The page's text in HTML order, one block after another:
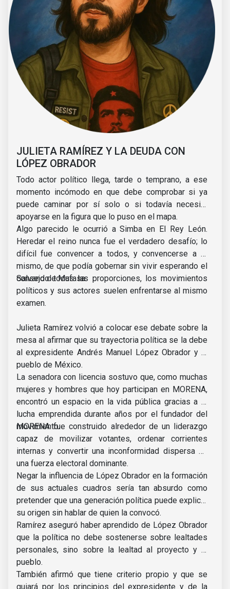
JULIETA RAMÍREZ Y LA DEUDA CON
LÓPEZ OBRADOR
Todo actor político llega, tarde o temprano, a ese
momento incómodo en que debe comprobar si ya
puede caminar por sí solo o si todavía necesita
apoyarse en la figura que lo puso en el mapa.
Algo parecido le ocurrió a Simba en El Rey León.
Heredar el reino nunca fue el verdadero desafío; lo
difícil fue convencer a todos, y convencerse a sí
mismo, de que podía gobernar sin vivir esperando el
consejo de Mufasa.
Salvando todas las proporciones, los movimientos
políticos y sus actores suelen enfrentarse al mismo
examen.
Julieta Ramírez volvió a colocar ese debate sobre la
mesa al afirmar que su trayectoria política se la debe
al expresidente Andrés Manuel López Obrador y al
pueblo de México.
La senadora con licencia sostuvo que, como muchas
mujeres y hombres que hoy participan en MORENA,
encontró un espacio en la vida pública gracias a la
lucha emprendida durante años por el fundador del
movimiento.
MORENA fue construido alrededor de un liderazgo
capaz de movilizar votantes, ordenar corrientes
internas y convertir una inconformidad dispersa en
una fuerza electoral dominante.
Negar la influencia de López Obrador en la formación
de sus actuales cuadros sería tan absurdo como
pretender que una generación política puede explicar
su origen sin hablar de quien la convocó.
Ramírez aseguró haber aprendido de López Obrador
que la política no debe sostenerse sobre lealtades
personales, sino sobre la lealtad al proyecto y al
pueblo.
También afirmó que tiene criterio propio y que se
guiará por los principios del expresidente y de la